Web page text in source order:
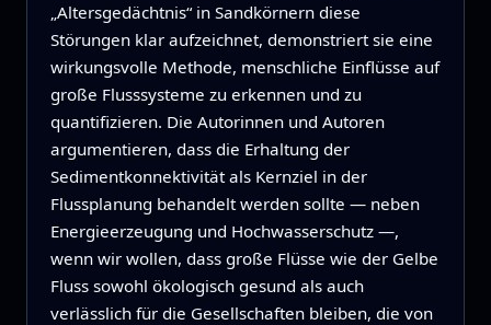
„Altersgedächtnis“ in Sandkörnern diese
Störungen klar aufzeichnet, demonstriert sie eine
wirkungsvolle Methode, menschliche Einflüsse auf
große Flusssysteme zu erkennen und zu
quantifizieren. Die Autorinnen und Autoren
argumentieren, dass die Erhaltung der
Sedimentkonnektivität als Kernziel in der
Flussplanung behandelt werden sollte — neben
Energieerzeugung und Hochwasserschutz —,
wenn wir wollen, dass große Flüsse wie der Gelbe
Fluss sowohl ökologisch gesund als auch
verlässlich für die Gesellschaften bleiben, die von